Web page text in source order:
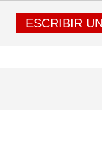
ESCRIBIR